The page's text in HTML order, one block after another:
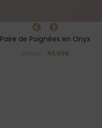
Paire de Poignées en Onyx
49,90€